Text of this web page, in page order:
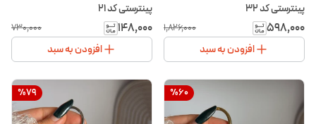
پینترستی کد ۳۲
۵۹۸٬۰۰۰ ۱٬۸۲۶٬۰۰۰
افزودن به سبد
پینترستی کد ۲۱
۱۴۸٬۰۰۰ ۷۳۰٬۰۰۰
افزودن به سبد
%60
%79